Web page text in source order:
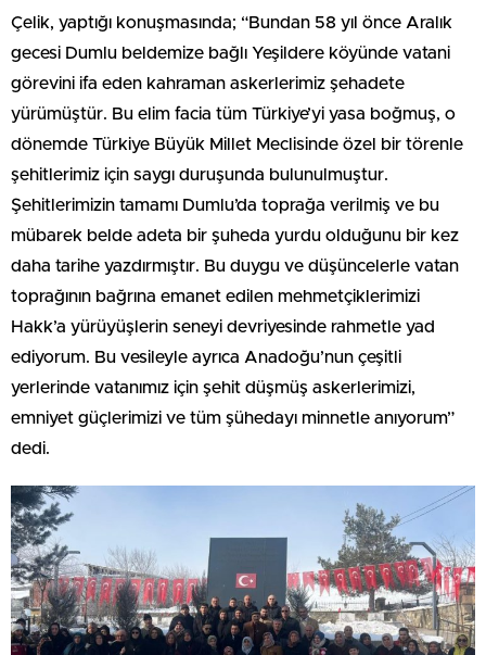
Çelik, yaptığı konuşmasında; “Bundan 58 yıl önce Aralık
gecesi Dumlu beldemize bağlı Yeşildere köyünde vatani
görevini ifa eden kahraman askerlerimiz şehadete
yürümüştür. Bu elim facia tüm Türkiye’yi yasa boğmuş, o
dönemde Türkiye Büyük Millet Meclisinde özel bir törenle
şehitlerimiz için saygı duruşunda bulunulmuştur.
Şehitlerimizin tamamı Dumlu’da toprağa verilmiş ve bu
mübarek belde adeta bir şuheda yurdu olduğunu bir kez
daha tarihe yazdırmıştır. Bu duygu ve düşüncelerle vatan
toprağının bağrına emanet edilen mehmetçiklerimizi
Hakk’a yürüyüşlerin seneyi devriyesinde rahmetle yad
ediyorum. Bu vesileyle ayrıca Anadoğu’nun çeşitli
yerlerinde vatanımız için şehit düşmüş askerlerimizi,
emniyet güçlerimizi ve tüm şühedayı minnetle anıyorum”
dedi.